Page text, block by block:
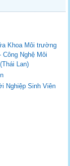
Khoa Môi trường
Nghệ Môi
Lan)
Nghiệp Sinh Viên